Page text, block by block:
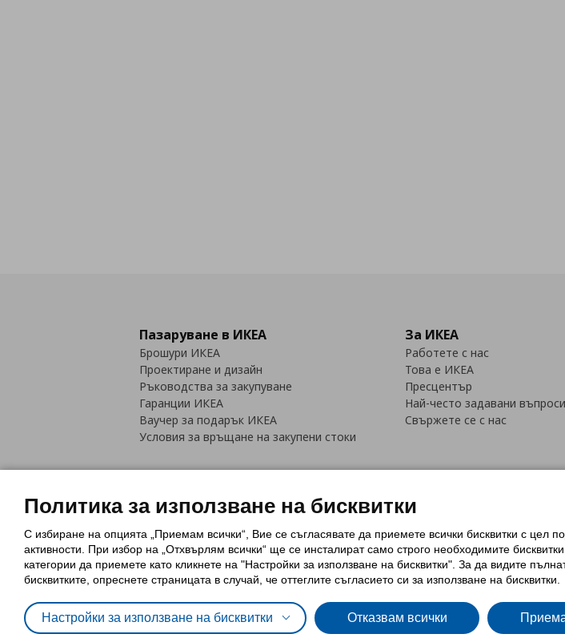
Пазаруване в ИКЕА
Брошури ИКЕА
Проектиране и дизайн
Ръководства за закупуване
Гаранции ИКЕА
Ваучер за подарък ИКЕА
Условия за връщане на закупени стоки
За ИКЕА
Работете с нас
Това е ИКЕА
Пресцентър
Най-често задавани въпроси
Свържете се с нас
Политика за използване на бисквитки (Cookies)Избор на настройки за
Обща политика за личните данни
Политика за защита на личните данни на
Политика за защита на лични данни на програма IKEA Family
Политика за използване на бисквитки
С избиране на опцията „Приемам всички“, Вие се съгласявате да приемете всички бисквитки с
активности. При избор на „Отхвърлям всички“ ще се инсталират само строго необходимитe
категории да приемете като кликнете на "Настройки за използване на бисквитки". За да видите
бисквитките, опреснете страницата в случай, че оттеглите съгласието си за използване на бисквитки.
Настройки за използване на бисквитки Отказвам всички